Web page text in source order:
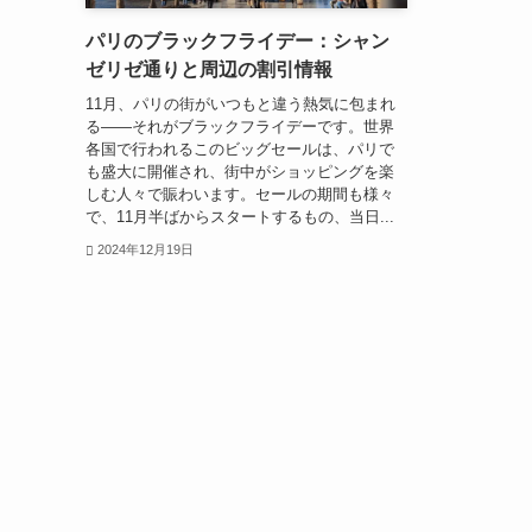
パリのブラックフライデー：シャン
ゼリゼ通りと周辺の割引情報
11月、パリの街がいつもと違う熱気に包まれ
る――それがブラックフライデーです。世界
各国で行われるこのビッグセールは、パリで
も盛大に開催され、街中がショッピングを楽
しむ人々で賑わいます。セールの期間も様々
で、11月半ばからスタートするもの、当日...
2024年12月19日